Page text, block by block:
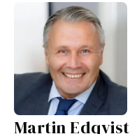
Martin Edqvist